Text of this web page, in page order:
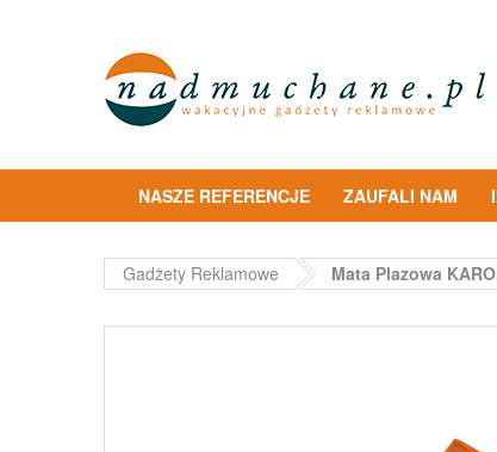
NASZE REFERENCJE ZAUFALI NAM
Gadżety Reklamowe Mata Plazowa